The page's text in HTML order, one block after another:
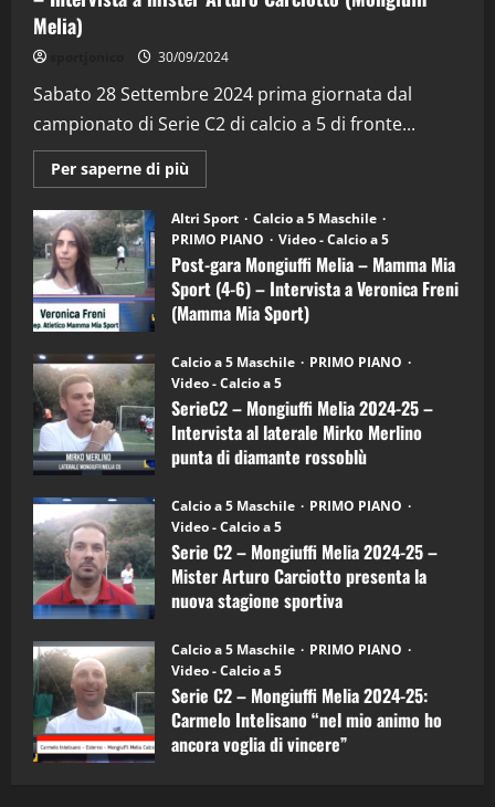
Melia)
30/09/2024
Sabato 28 Settembre 2024 prima giornata dal
campionato di Serie C2 di calcio a 5 di fronte...
Per saperne di più
informazioni
Post-
gara
Mongiuffi
Melia
–
Mamma
Mia
Sport
6)
–
Intervista
a
mister
Arturo
Carciotto
(Mongiuffi
Altri Sport
Calcio a 5 Maschile
PRIMO PIANO
Video - Calcio a 5
Post-gara Mongiuffi Melia – Mamma Mia
Sport (4-6) – Intervista a Veronica Freni
(Mamma Mia Sport)
Calcio a 5 Maschile
PRIMO PIANO
Video - Calcio a 5
SerieC2 – Mongiuffi Melia 2024-25 –
Intervista al laterale Mirko Merlino
punta di diamante rossoblù
Calcio a 5 Maschile
PRIMO PIANO
Video - Calcio a 5
Serie C2 – Mongiuffi Melia 2024-25 –
Mister Arturo Carciotto presenta la
nuova stagione sportiva
Calcio a 5 Maschile
PRIMO PIANO
Video - Calcio a 5
Serie C2 – Mongiuffi Melia 2024-25:
Carmelo Intelisano “nel mio animo ho
ancora voglia di vincere”
2
“SportEmpire” in Podcast: 29^ Puntata
(Martedi 28 Aprile 2026)
28/04/2026
3
"SportEmpire" in Podcast
“SportEmpire” in Podcast: 28^ Puntata
(Martedi 21 Aprile 2026)
21/04/2026
4
“SportEmpire” in Podcast: 27^ Puntata
(Martedi 14 Aprile 2026)
15/04/2026
5
“SportEmpire” in Podcast: 26^ Puntata
(Martedi 07 Aprile 2026)
08/04/2026
1
“SportEmpire” in Podcast: 30^ Puntata
(Martedi 05 Maggio 2026)
08/05/2026